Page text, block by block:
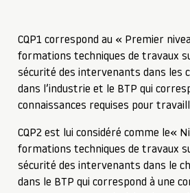
CQP1 correspond au « Premier
formations techniques de travaux
sécurité des intervenants dans les
dans l’industrie et le BTP qui
connaissances requises pour
CQP2 est lui considéré comme le«
formations techniques de travaux
sécurité des intervenants dans le
dans le BTP qui correspond à une